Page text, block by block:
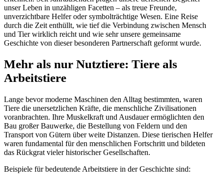
unser Leben in unzähligen Facetten – als treue Freunde,
unverzichtbare Helfer oder symbolträchtige Wesen. Eine Reise
durch die Zeit enthüllt, wie tief die Verbindung zwischen Mensch
und Tier wirklich reicht und wie sehr unsere gemeinsame
Geschichte von dieser besonderen Partnerschaft geformt wurde.
Mehr als nur Nutztiere: Tiere als
Arbeitstiere
Lange bevor moderne Maschinen den Alltag bestimmten, waren
Tiere die unersetzlichen Kräfte, die menschliche Zivilisationen
voranbrachten. Ihre Muskelkraft und Ausdauer ermöglichten den
Bau großer Bauwerke, die Bestellung von Feldern und den
Transport von Gütern über weite Distanzen. Diese tierischen Helfer
waren fundamental für den menschlichen Fortschritt und bildeten
das Rückgrat vieler historischer Gesellschaften.
Beispiele für bedeutende Arbeitstiere in der Geschichte sind: